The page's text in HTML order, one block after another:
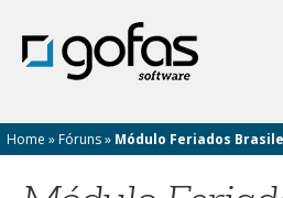
Home »Fóruns» Módulo Feriados